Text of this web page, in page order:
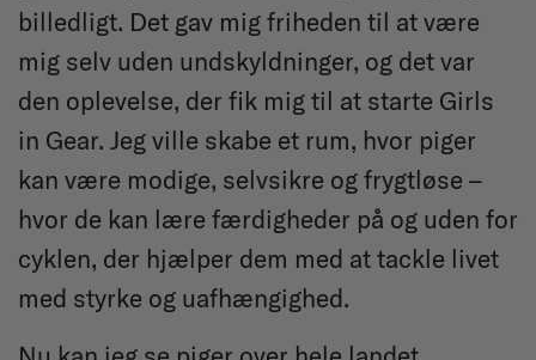
billedligt. Det gav mig friheden til at være
mig selv uden undskyldninger, og det var
den oplevelse, der fik mig til at starte Girls
in Gear. Jeg ville skabe et rum, hvor piger
kan være modige, selvsikre og frygtløse –
hvor de kan lære færdigheder på og uden for
cyklen, der hjælper dem med at tackle livet
med styrke og uafhængighed.